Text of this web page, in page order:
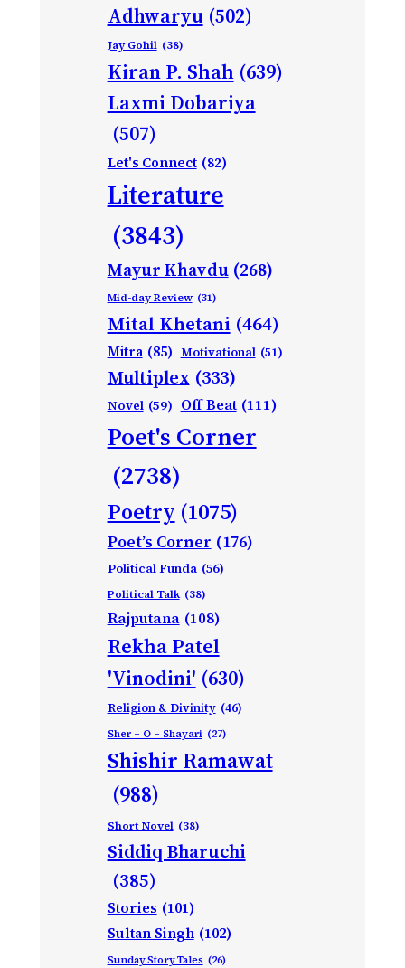
Adhwaryu (502)
Jay Gohil (38)
Kiran P. Shah (639)
Laxmi Dobariya
(507)
Let's Connect (82)
Literature
(3843)
Mayur Khavdu (268)
Mid-day Review (31)
Mital Khetani (464)
Mitra (85) Motivational (51)
Multiplex (333)
Novel (59) Off Beat (111)
Poet's Corner
(2738)
Poetry (1075)
Poet’s Corner (176)
Political Funda (56)
Political Talk (38)
Rajputana (108)
Rekha Patel
'Vinodini' (630)
Religion & Divinity (46)
Sher – O – Shayari (27)
Shishir Ramawat
(988)
Short Novel (38)
Siddiq Bharuchi
(385)
Stories (101)
Sultan Singh (102)
Sunday Story Tales (26)